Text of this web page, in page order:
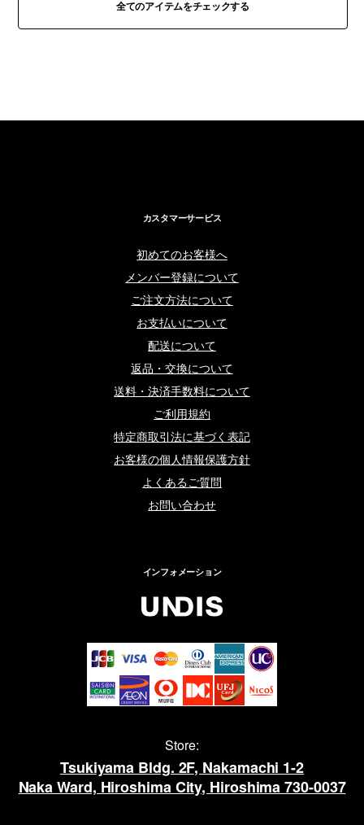
全てのアイテムをチェックする
カスタマーサービス
初めてのお客様へ
メンバー登録について
ご注文方法について
お支払いについて
配送について
返品・交換について
送料・決済手数料について
ご利用規約
特定商取引法に基づく表記
お客様の個人情報保護方針
よくあるご質問
お問い合わせ
インフォメーション
Store:
Tsukiyama Bldg. 2F, Nakamachi 1-2
Naka Ward, Hiroshima City, Hiroshima 730-0037